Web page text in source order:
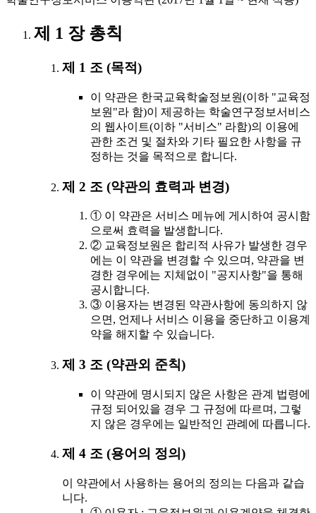
제 1 장 총칙
제 1 조 (목적)
이 약관은 한국교육학술정보원(이하 "교육정
보원"라 함)이 제공하는 학술연구정보서비스
의 웹사이트(이하 "서비스" 라함)의 이용에
관한 조건 및 절차와 기타 필요한 사항을 규
정하는 것을 목적으로 합니다.
제 2 조 (약관의 효력과 변경)
① 이 약관은 서비스 메뉴에 게시하여 공시함
으로써 효력을 발생합니다.
② 교육정보원은 합리적 사유가 발생한 경우
에는 이 약관을 변경할 수 있으며, 약관을 변
경한 경우에는 지체없이 "공지사항"을 통해
공시합니다.
③ 이용자는 변경된 약관사항에 동의하지 않
으면, 언제나 서비스 이용을 중단하고 이용계
약을 해지할 수 있습니다.
제 3 조 (약관외 준칙)
이 약관에 명시되지 않은 사항은 관계 법령에
규정 되어있을 경우 그 규정에 따르며, 그렇
지 않은 경우에는 일반적인 관례에 따릅니다.
제 4 조 (용어의 정의)
이 약관에서 사용하는 용어의 정의는 다음과 같습
니다.